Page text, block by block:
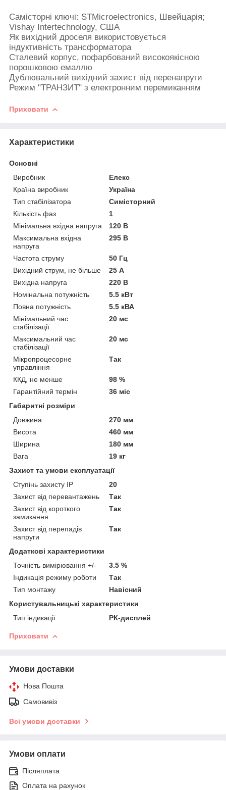
Самісторні ключі: STMicroelectronics, Швейцарія;
Vishay Intertechnology, США
Як вихідний дроселя використовується
індуктивність трансформатора
Сталевий корпус, пофарбований високоякісною
порошковою емаллю
Дублювальний вихідний захист від перенапруги
Режим "ТРАНЗИТ" з електронним перемиканням
Приховати
Характеристики
Основні
Виробник
Елекс
Країна виробник
Україна
Тип стабілізатора
Симісторний
Кількість фаз
1
Мінімальна вхідна напруга
120 В
Максимальна вхідна
напруга
295 В
Частота струму
50 Гц
Вихідний струм, не більше
25 А
Вихідна напруга
220 В
Номінальна потужність
5.5 кВт
Повна потужність
5.5 кВА
Мінімальний час
стабілізації
20 мс
Максимальний час
стабілізації
20 мс
Мікропроцесорне
управління
Так
ККД, не менше
98 %
Гарантійний термін
36 міс
Габаритні розміри
Довжина
270 мм
Висота
460 мм
Ширина
180 мм
Вага
19 кг
Захист та умови експлуатації
Ступінь захисту IP
20
Захист від перевантажень
Так
Захист від короткого
замикання
Так
Захист від перепадів
напруги
Так
Додаткові характеристики
Точність вимірювання +/-
3.5 %
Індикація режиму роботи
Так
Тип монтажу
Навісний
Користувальницькі характеристики
Тип індикації
РК-дисплей
Приховати
Умови доставки
Нова Пошта
Самовивіз
Всі умови доставки
Умови оплати
Післяплата
Оплата на рахунок